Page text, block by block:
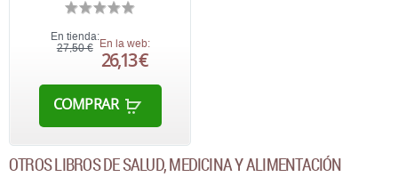
En tienda:
27,50 € En la web:
26,13 €
COMPRAR
OTROS LIBROS DE SALUD, MEDICINA Y ALIMENTACIÓN